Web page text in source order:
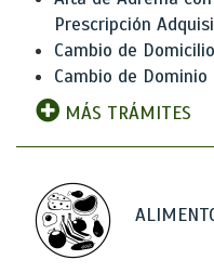
Prescripción
Cambio de
Cambio de Dominio
MÁS TRÁMITES